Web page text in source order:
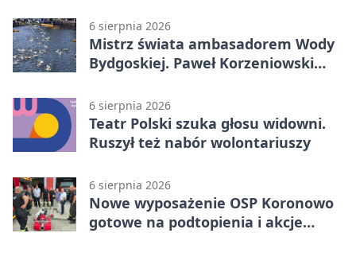
6 sierpnia 2026
Mistrz świata ambasadorem Wody
Bydgoskiej. Paweł Korzeniowski
6 sierpnia 2026
Teatr Polski szuka głosu widowni.
Ruszył też nabór wolontariuszy
6 sierpnia 2026
Nowe wyposażenie OSP Koronowo
gotowe na podtopienia i akcje